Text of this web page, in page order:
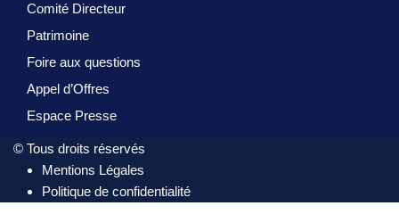
Comité Directeur
Patrimoine
Foire aux questions
Appel d’Offres
Espace Presse
© Tous droits réservés
Mentions Légales
Politique de confidentialité